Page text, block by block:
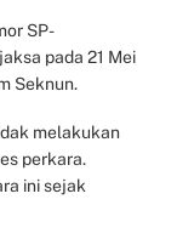
SP-
pada 21 Mei
Seknun.
melakukan
perkara.
ini sejak